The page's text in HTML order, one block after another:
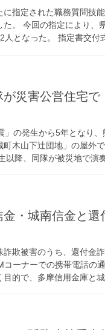
指定された職務質問技
。 今回の指定により、
人となった。 指定書交
」の発生から5年となり
町木山下辻団地」の屋外
以降、同隊が被災地で
詐欺被害のうち、還付金
コーナーでの携帯電話の
目的で、多摩信用金庫と